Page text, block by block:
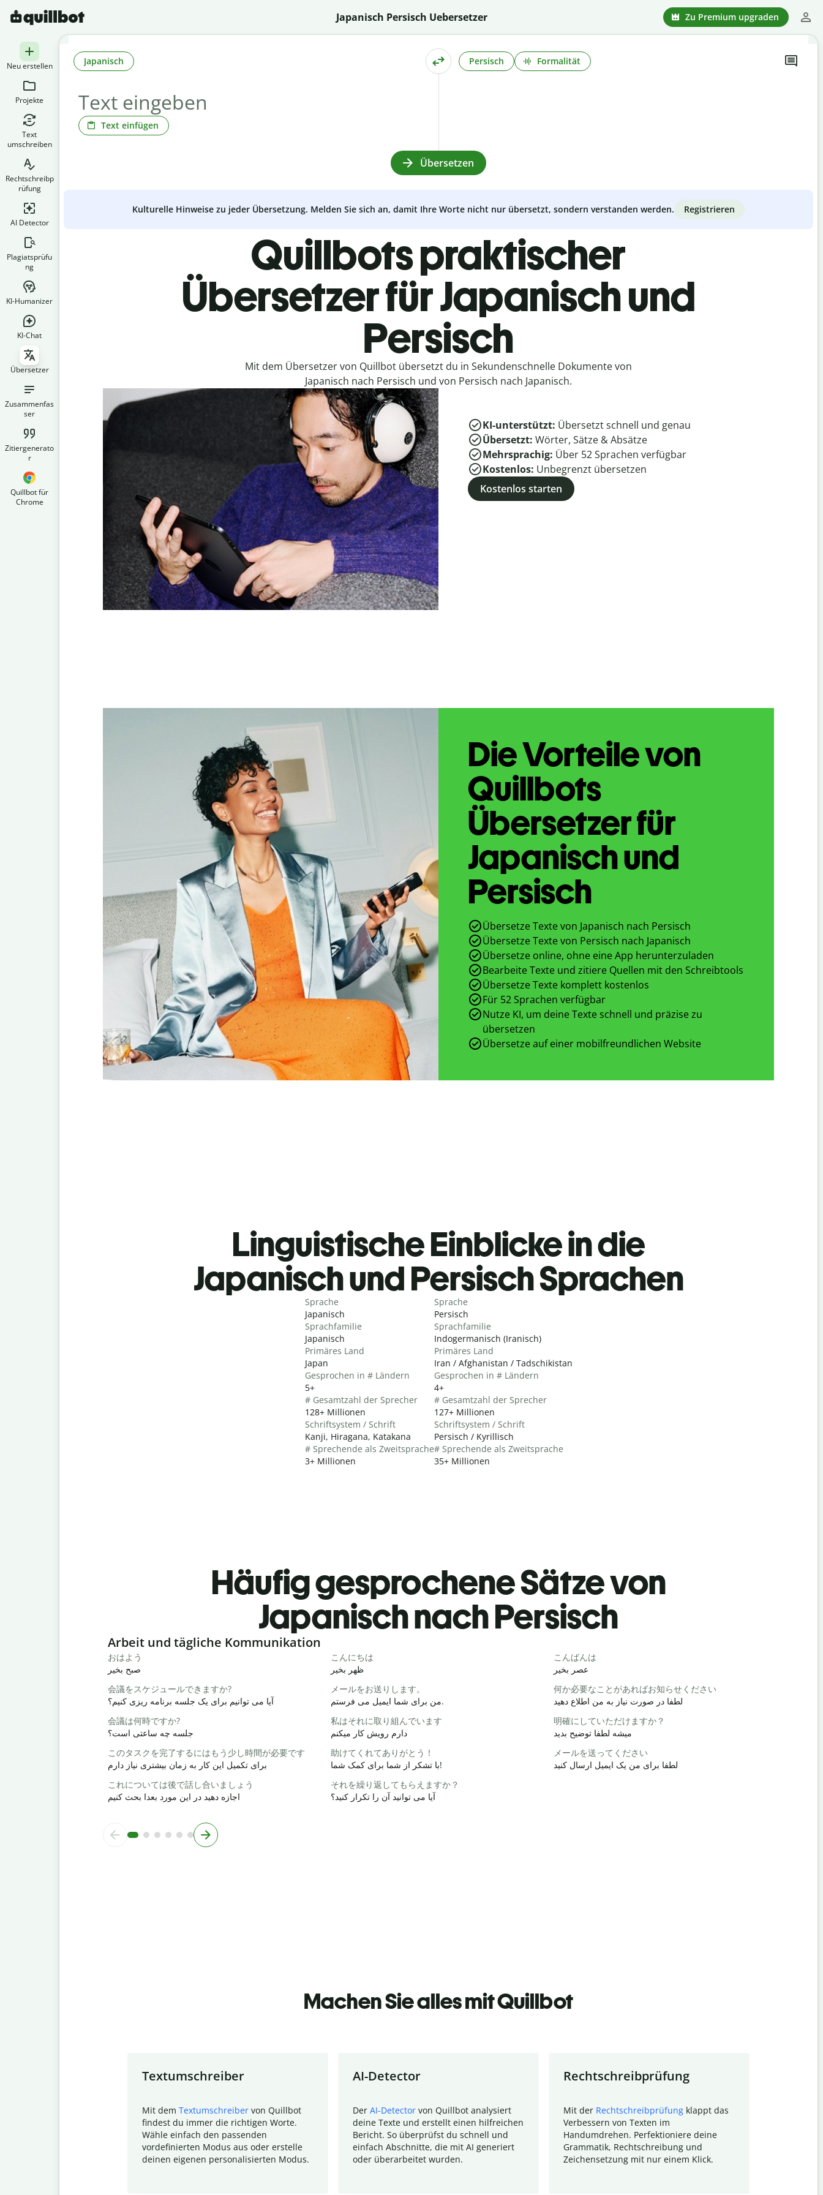
Japanisch Persisch Uebersetzer Zu Premium upgraden
Neu erstellen
Projekte
Text
umschreiben
Rechtschreibp
rüfung
AI Detector
Plagiatsprüfu
ng
KI-Humanizer
KI-Chat
Übersetzer
Zusammenfas
ser
Zitiergenerato
r
Quillbot für
Chrome
Text einfügen
Japanisch Persisch Formalität
Übersetzen
Kulturelle Hinweise zu jeder Übersetzung. Melden Sie sich an, damit Ihre Worte nicht nur übersetzt, sondern verstanden werden. Registrieren
Quillbots praktischer
Übersetzer für Japanisch und
Persisch
Mit dem Übersetzer von Quillbot übersetzt du in Sekundenschnelle Dokumente von
Japanisch nach Persisch und von Persisch nach Japanisch.
KI-unterstützt: Übersetzt schnell und genau
Übersetzt: Wörter, Sätze & Absätze
Mehrsprachig: Über 52Sprachen verfügbar
Kostenlos: Unbegrenzt übersetzen
Kostenlos starten
Die Vorteile von
Quillbots
Übersetzer für
Japanisch und
Persisch
Übersetze Texte von Japanisch nach Persisch
Übersetze Texte von Persisch nach Japanisch
Übersetze online, ohne eine App herunterzuladen
Bearbeite Texte und zitiere Quellen mit den Schreibtools
Übersetze Texte komplett kostenlos
Für 52 Sprachen verfügbar
Nutze KI, um deine Texte schnell und präzise zu
übersetzen
Übersetze auf einer mobilfreundlichen Website
Linguistische Einblicke in die
Japanisch und Persisch Sprachen
Sprache
Japanisch
Sprachfamilie
Japanisch
Primäres Land
Japan
Gesprochen in # Ländern
5+
# Gesamtzahl der Sprecher
128+ Millionen
Schriftsystem / Schrift
Kanji, Hiragana, Katakana
# Sprechende als Zweitsprache
3+ Millionen
Sprache
Persisch
Sprachfamilie
Indogermanisch (Iranisch)
Primäres Land
Iran / Afghanistan / Tadschikistan
Gesprochen in # Ländern
4+
# Gesamtzahl der Sprecher
127+ Millionen
Schriftsystem / Schrift
Persisch / Kyrillisch
# Sprechende als Zweitsprache
35+ Millionen
Häufig gesprochene Sätze von
Japanisch nach Persisch
Slide 1 of 6
Arbeit und tägliche Kommunikation
おはよう
صبح بخیر
こんにちは
ظهر بخیر
こんばんは
عصر بخیر
会議をスケジュールできますか?
آیا می توانیم برای یک جلسه برنامه ریزی کنیم؟
メールをお送りします。
من برای شما ایمیل می فرستم.
何か必要なことがあればお知らせください
لطفا در صورت نیاز به من اطلاع دهید
会議は何時ですか?
جلسه چه ساعتی است؟
私はそれに取り組んでいます
دارم رویش کار میکنم
明確にしていただけますか？
میشه لطفا توضیح بدید
このタスクを完了するにはもう少し時間が必要です
برای تکمیل این کار به زمان بیشتری نیاز دارم
助けてくれてありがとう！
با تشکر از شما برای کمک شما!
メールを送ってください
لطفا برای من یک ایمیل ارسال کنید
これについては後で話し合いましょう
اجازه دهید در این مورد بعدا بحث کنیم
それを繰り返してもらえますか？
آیا می توانید آن را تکرار کنید؟
Machen Sie alles mit Quillbot
Textumschreiber
Mit dem Textumschreiber von Quillbot
findest du immer die richtigen Worte.
Wähle einfach den passenden
vordefinierten Modus aus oder erstelle
deinen eigenen personalisierten Modus.
AI-Detector
Der AI-Detector von Quillbot analysiert
deine Texte und erstellt einen hilfreichen
Bericht. So überprüfst du schnell und
einfach Abschnitte, die mit AI generiert
oder überarbeitet wurden.
Rechtschreibprüfung
Mit der Rechtschreibprüfung klappt das
Verbessern von Texten im
Handumdrehen. Perfektioniere deine
Grammatik, Rechtschreibung und
Zeichensetzung mit nur einem Klick.